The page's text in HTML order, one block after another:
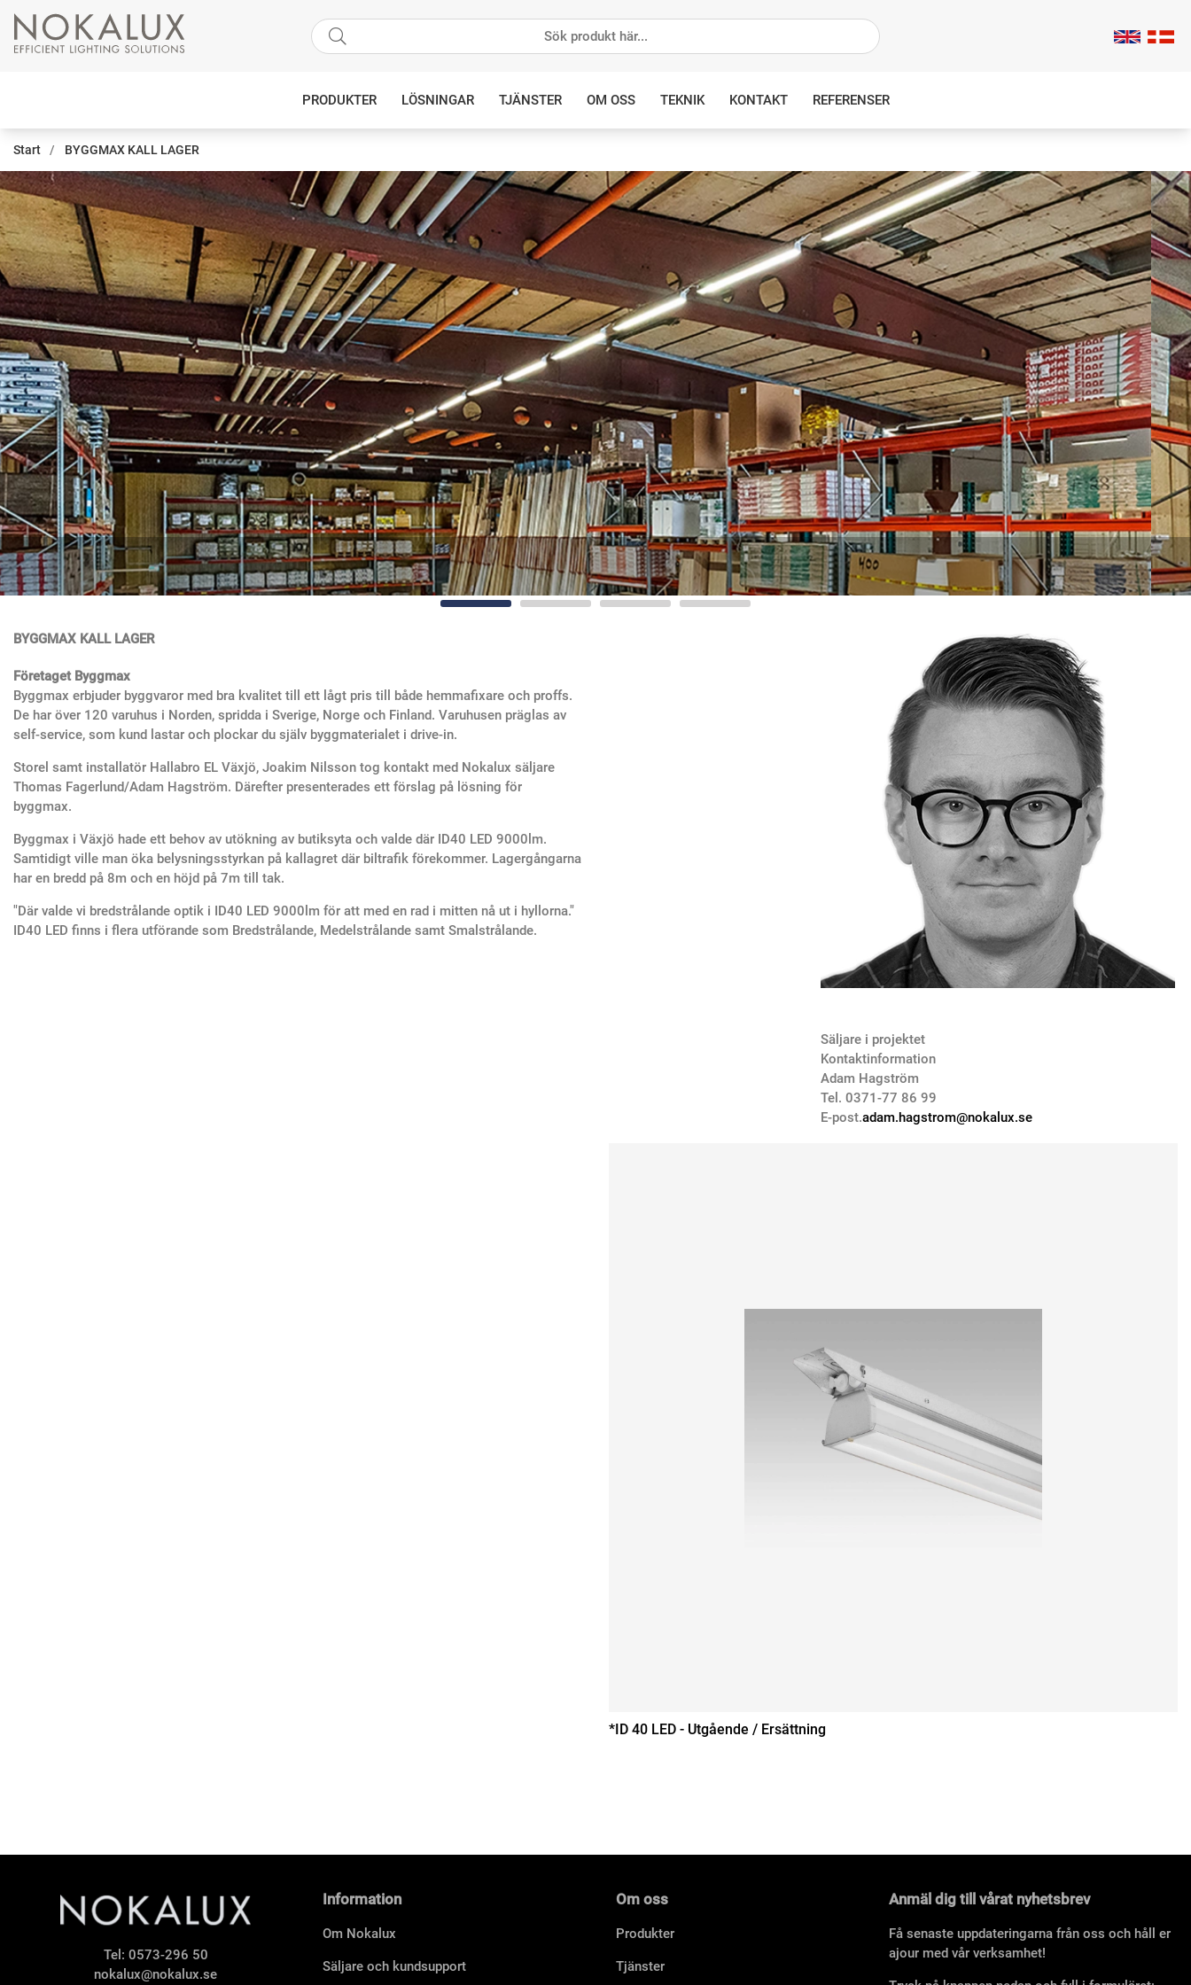
PRODUKTER LÖSNINGAR TJÄNSTER OM OSS TEKNIK KONTAKT REFERENSER
Start BYGGMAX KALL LAGER
BYGGMAX KALL LAGER
Företaget Byggmax
Byggmax erbjuder byggvaror med bra kvalitet till ett lågt pris till både hemmafixare och proffs.
De har över 120 varuhus i Norden, spridda i Sverige, Norge och Finland. Varuhusen präglas av
self-service, som kund lastar och plockar du själv byggmaterialet i drive-in.
Storel samt installatör Hallabro EL Växjö, Joakim Nilsson tog kontakt med Nokalux säljare
Thomas Fagerlund/Adam Hagström. Därefter presenterades ett förslag på lösning för
byggmax.
Byggmax i Växjö hade ett behov av utökning av butiksyta och valde där ID40 LED 9000lm.
Samtidigt ville man öka belysningsstyrkan på kallagret där biltrafik förekommer. Lagergångarna
har en bredd på 8m och en höjd på 7m till tak.
"Där valde vi bredstrålande optik i ID40 LED 9000lm för att med en rad i mitten nå ut i hyllorna."
ID40 LED finns i flera utförande som Bredstrålande, Medelstrålande samt Smalstrålande.
Säljare i projektet
Kontaktinformation
Adam Hagström
Tel. 0371-77 86 99
E-post.adam.hagstrom@nokalux.se
*ID 40 LED - Utgående / Ersättning
Tel: 0573-296 50
nokalux@nokalux.se
Information
Om Nokalux
Säljare och kundsupport
Om oss
Produkter
Tjänster
Anmäl dig till vårat nyhetsbrev
Få senaste uppdateringarna från oss och håll er
ajour med vår verksamhet!